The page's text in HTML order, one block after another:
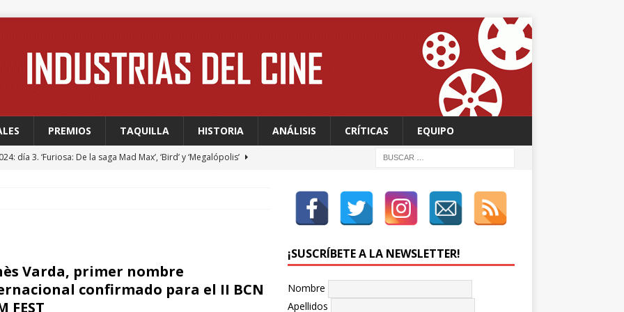
PREMIOS TAQUILLA HISTORIA ANÁLISIS CRÍTICAS EQUIPO
día 3. ‘Furiosa: De la saga Mad Max’, ‘Bird’ y ‘Megalópolis’
WAGNER: “Con las series, estamos hablando de una forma de
Varda, primer nombre
confirmado para el II BCN
FEST
¡SUSCRÍBETE A LA NEWSLETTER!
Nombre
Apellidos